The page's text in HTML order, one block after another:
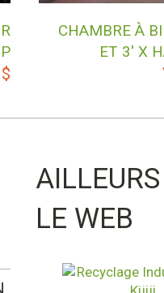
$
CHAMBRE À
ET 3′ X
LE WEB